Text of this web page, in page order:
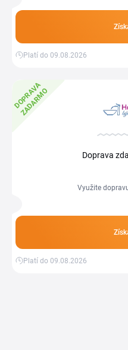
Platí do 09.08.2026
D
O
P
R
A
V
A
Z
A
D
A
R
M
O
Doprava
Využite
Platí do 09.08.2026